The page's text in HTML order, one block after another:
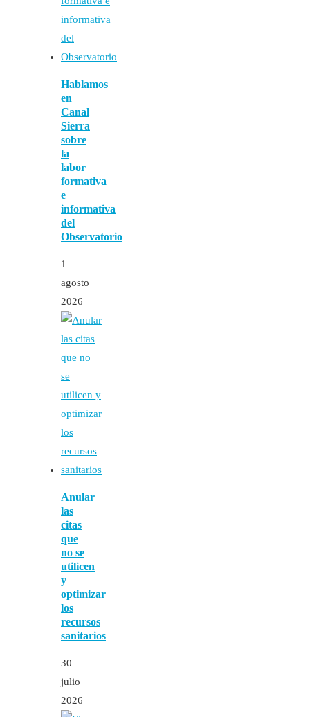
Hablamos
en
Canal
Sierra
sobre
la
labor
formativa
e
informativa
del
Observatorio
1
agosto
2026
Anular
las
citas
que
no se
utilicen
y
optimizar
los
recursos
sanitarios
30
julio
2026